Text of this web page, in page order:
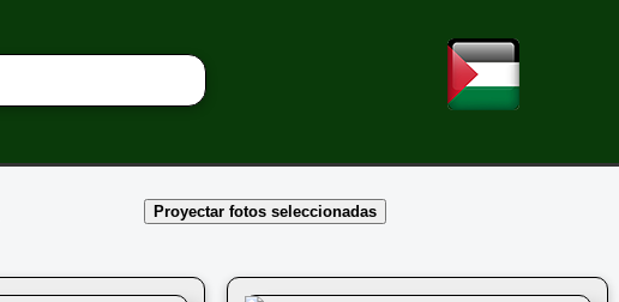
Proyectar fotos seleccionadas